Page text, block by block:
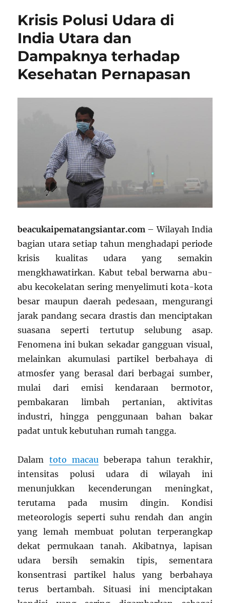
Krisis Polusi Udara di
India Utara dan
Dampaknya terhadap
Kesehatan Pernapasan
beacukaipematangsiantar.com – Wilayah India
bagian utara setiap tahun menghadapi periode
krisis kualitas udara yang semakin
mengkhawatirkan. Kabut tebal berwarna abu-
abu kecokelatan sering menyelimuti kota-kota
besar maupun daerah pedesaan, mengurangi
jarak pandang secara drastis dan menciptakan
suasana seperti tertutup selubung asap.
Fenomena ini bukan sekadar gangguan visual,
melainkan akumulasi partikel berbahaya di
atmosfer yang berasal dari berbagai sumber,
mulai dari emisi kendaraan bermotor,
pembakaran limbah pertanian, aktivitas
industri, hingga penggunaan bahan bakar
padat untuk kebutuhan rumah tangga.
Dalam toto macau beberapa tahun terakhir,
intensitas polusi udara di wilayah ini
menunjukkan kecenderungan meningkat,
terutama pada musim dingin. Kondisi
meteorologis seperti suhu rendah dan angin
yang lemah membuat polutan terperangkap
dekat permukaan tanah. Akibatnya, lapisan
udara bersih semakin tipis, sementara
konsentrasi partikel halus yang berbahaya
terus bertambah. Situasi ini menciptakan